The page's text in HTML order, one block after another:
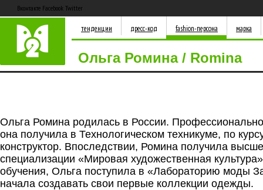
Вконтакте Facebook Twitter
тенденции дресс-код fashion-персона марка
Ольга Ромина / Romina
Ольга Ромина родилась в России.
она получила в Технологическом техникуме, по
конструктор. Впоследствии, Ромина получила
специализации «Мировая художественная
обучения, Ольга поступила в «Лабораторию моды
начала создавать свои первые коллекции одежды.